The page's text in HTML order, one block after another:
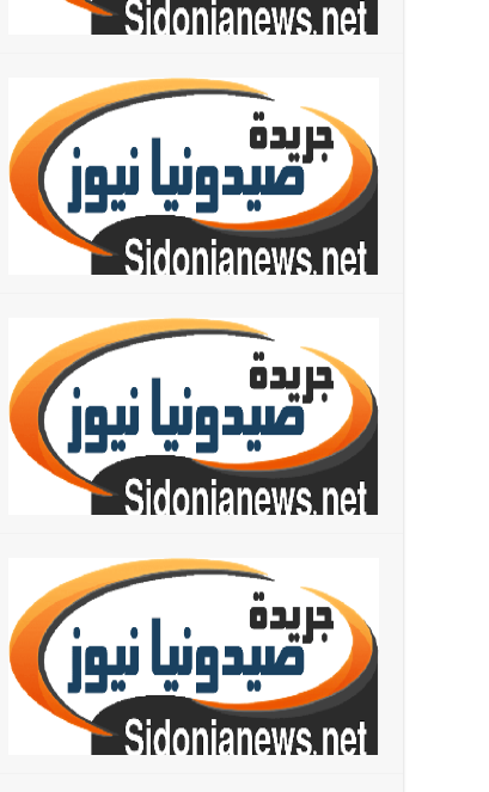
تستمر هذه المعاناة التي تمزق القلوب والضمائر؟